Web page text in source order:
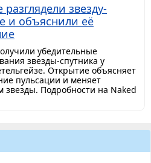
звезду-
и объяснили её
убедительные
звезды-спутника у
Открытие объясняет
пульсации и меняет
звезды. Подробности на Naked